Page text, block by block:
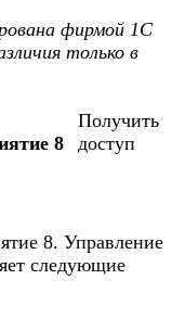
фирмой 1С
только в
8
Получить
доступ
8. Управление
следующие